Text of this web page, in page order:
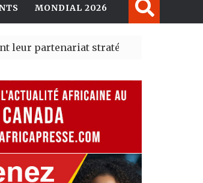
MONDIAL 2026
stratégique avec un cap sur